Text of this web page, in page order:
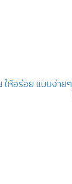
ให้อร่อย แบบง่ายๆ